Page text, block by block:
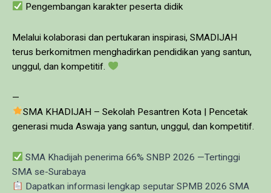
Pengembangan karakter peserta didik
Melalui kolaborasi dan pertukaran inspirasi, SMADIJAH
terus berkomitmen menghadirkan pendidikan yang santun,
unggul, dan kompetitif.
—
SMA KHADIJAH – Sekolah Pesantren Kota | Pencetak
generasi muda Aswaja yang santun, unggul, dan kompetitif.
SMA Khadijah penerima 66% SNBP 2026 —Tertinggi
SMA se-Surabaya
Dapatkan informasi lengkap seputar SPMB 2026 SMA